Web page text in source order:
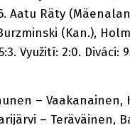
Aatu Räty
(Kan.),
Využití: 2:0. Diváci:
–
– Teräväinen,